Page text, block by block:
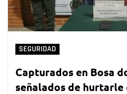
SEGURIDAD
Capturados en Bosa
señalados de hurtarle